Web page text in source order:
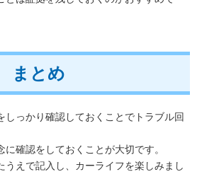
まとめ
しっかり確認しておくことでトラブル回
確認をしておくことが大切です。
うえで記入し、カーライフを楽しみまし